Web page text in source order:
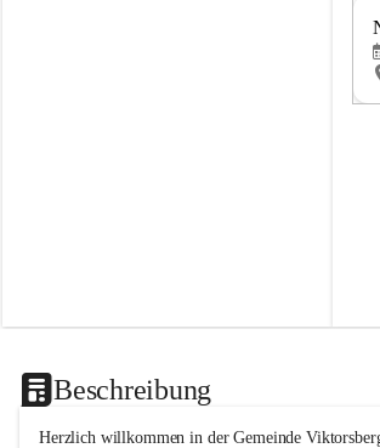
Beschreibung
Herzlich willkommen in der Gemeinde